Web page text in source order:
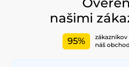
našimi
95%
náš